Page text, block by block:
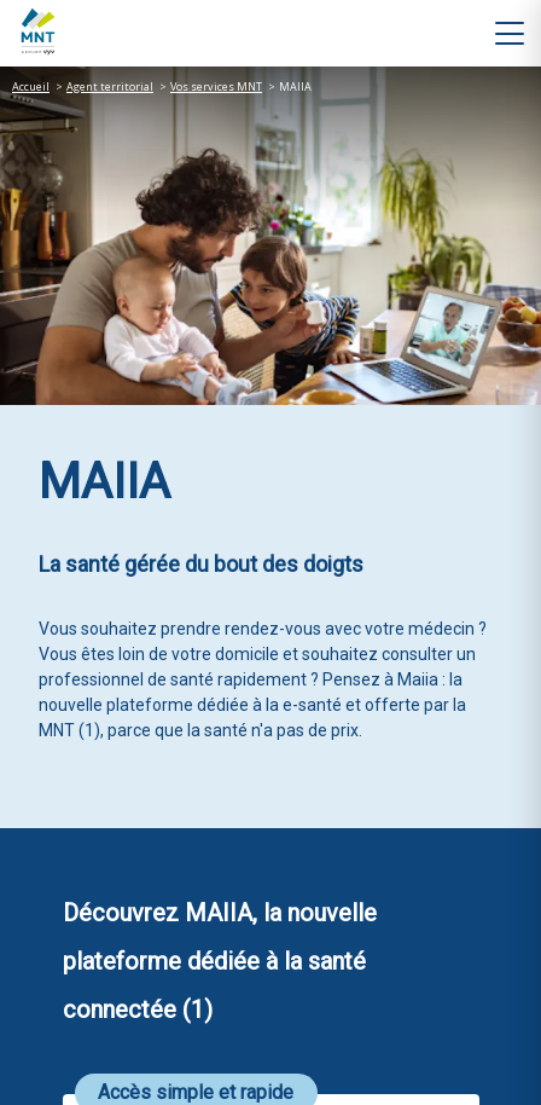
Accueil > Agent territorial > Vos services MNT > MAIIA
MAIIA
La santé gérée du bout des doigts
Vous souhaitez prendre rendez-vous avec votre médecin ?
Vous êtes loin de votre domicile et souhaitez consulter un
professionnel de santé rapidement ? Pensez à Maiia : la
nouvelle plateforme dédiée à la e-santé et offerte par la
MNT (1), parce que la santé n'a pas de prix.
Découvrez MAIIA, la nouvelle
plateforme dédiée à la santé
connectée (1)
Accès simple et rapide